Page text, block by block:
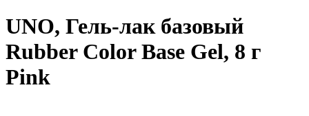
UNO, Гель-лак базовый
Rubber Color Base Gel, 8 г
Pink